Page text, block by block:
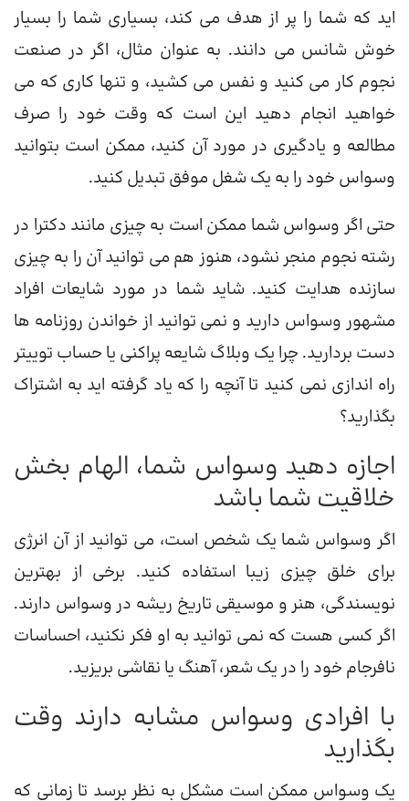
اید که شما را پر از هدف می کند، بسیاری شما را بسیار
خوش شانس می دانند. به عنوان مثال، اگر در صنعت
نجوم کار می کنید و نفس می کشید، و تنها کاری که می
خواهید انجام دهید این است که وقت خود را صرف
مطالعه و یادگیری در مورد آن کنید، ممکن است بتوانید
وسواس خود را به یک شغل موفق تبدیل کنید.
حتی اگر وسواس شما ممکن است به چیزی مانند دکترا در
رشته نجوم منجر نشود، هنوز هم می توانید آن را به چیزی
سازنده هدایت کنید. شاید شما در مورد شایعات افراد
مشهور وسواس دارید و نمی توانید از خواندن روزنامه ها
دست بردارید. چرا یک وبلاگ شایعه پراکنی یا حساب توییتر
راه اندازی نمی کنید تا آنچه را که یاد گرفته اید به اشتراک
بگذارید؟
اجازه دهید وسواس شما، الهام بخش
خلاقیت شما باشد
اگر وسواس شما یک شخص است، می توانید از آن انرژی
برای خلق چیزی زیبا استفاده کنید. برخی از بهترین
نویسندگی، هنر و موسیقی تاریخ ریشه در وسواس دارند.
اگر کسی هست که نمی توانید به او فکر نکنید، احساسات
نافرجام خود را در یک شعر، آهنگ یا نقاشی بریزید.
با افرادی وسواس مشابه دارند وقت
بگذارید
یک وسواس ممکن است مشکل به نظر برسد تا زمانی که